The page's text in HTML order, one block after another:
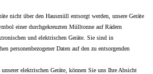
nicht über den Hausmüll entsorgt werden, unsere Geräte
einer durchgekreuzten Mülltonne auf Rädern
und elektrischen Geräte. Sie sind in
personenbezogener Daten auf den zu entsorgenden
elektrischen Geräte, können Sie uns Ihre Absicht